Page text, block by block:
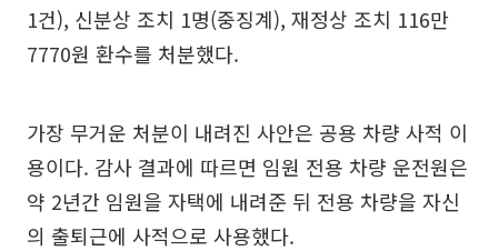
1건), 신분상 조치 1명(중징계), 재정상 조치 116만
7770원 환수를 처분했다.
가장 무거운 처분이 내려진 사안은 공용 차량 사적 이
용이다. 감사 결과에 따르면 임원 전용 차량 운전원은
약 2년간 임원을 자택에 내려준 뒤 전용 차량을 자신
의 출퇴근에 사적으로 사용했다.